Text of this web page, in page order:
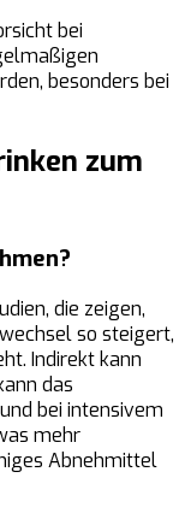
bei
besonders bei
zum
die zeigen,
so steigert,
Indirekt kann
das
bei intensivem
mehr
Abnehmittel